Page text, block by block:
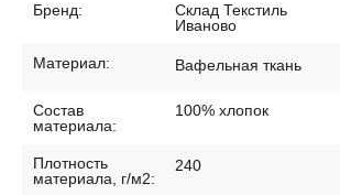
Бренд:
Склад Текстиль
Иваново
Материал: Вафельная ткань
Состав
материала:
100% хлопок
Плотность
материала, г/м2:
240